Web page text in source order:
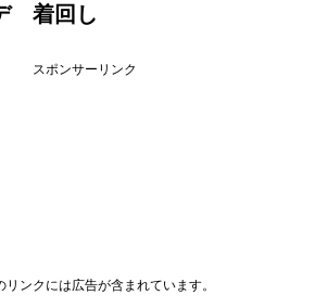
着回し
スポンサーリンク
リンクには広告が含まれています。